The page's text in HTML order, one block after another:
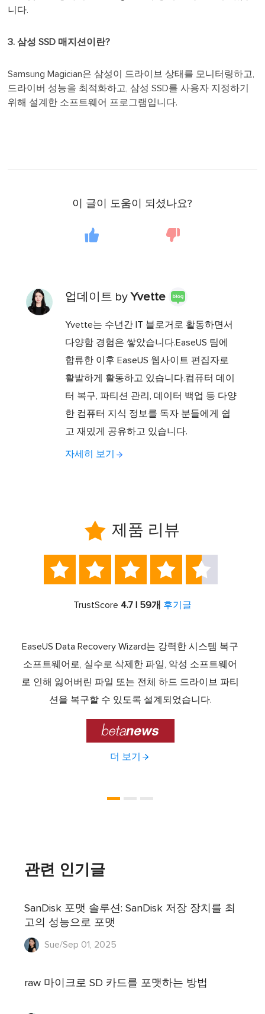
니다.
3. 삼성 SSD 매지션이란?
Samsung Magician은 삼성이 드라이브 상태를 모니터링하고,
드라이버 성능을 최적화하고, 삼성 SSD를 사용자 지정하기
위해 설계한 소프트웨어 프로그램입니다.
이 글이 도움이 되셨나요?
업데이트 byYvette
Yvette는 수년간 IT 블로거로 활동하면서
다양함 경험은 쌓았습니다.EaseUS 팀에
합류한 이후 EaseUS 웹사이트 편집자로
활발하게 활동하고 있습니다.컴퓨터 데이
터 복구, 파티션 관리, 데이터 백업 등 다양
한 컴퓨터 지식 정보를 독자 분들에게 쉽
고 재밌게 공유하고 있습니다.
자세히 보기
 제품 리뷰
    
TrustScore 4.7 | 59개 후기글
EaseUS Data Recovery Wizard는 강력한 시스템 복구
소프트웨어로, 실수로 삭제한 파일, 악성 소프트웨어
로 인해 잃어버린 파일 또는 전체 하드 드라이브 파티
션을 복구할 수 있도록 설계되었습니다.

더 보기
관련 인기글
SanDisk 포맷 솔루션: SanDisk 저장 장치를 최
고의 성능으로 포맷
Sue/Sep 01, 2025
raw 마이크로 SD 카드를 포맷하는 방법